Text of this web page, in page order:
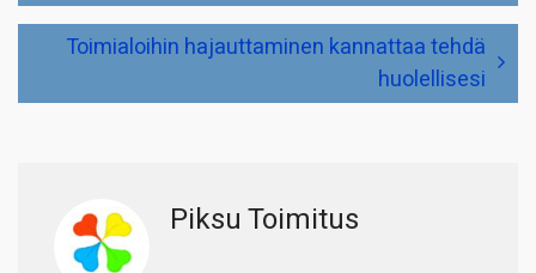
Toimialoihin hajauttaminen kannattaa tehdä
huolellisesi
Piksu Toimitus